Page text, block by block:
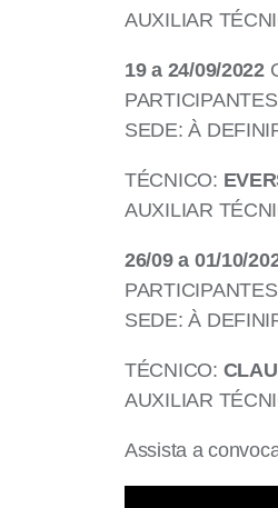
AUXILIAR
19 a 24/09/2022
SEDE: À
TÉCNICO:
AUXILIAR
26/09 a 01/10/
SEDE: À
TÉCNICO:
AUXILIAR
Assista a